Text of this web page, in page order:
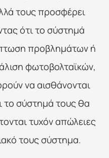
τους προσφέρει
ότι το σύστημά
προβλημάτων ή
φωτοβολταϊκών,
να αισθάνονται
το σύστημά τους θα
τυχόν απώλειες
τους σύστημα.